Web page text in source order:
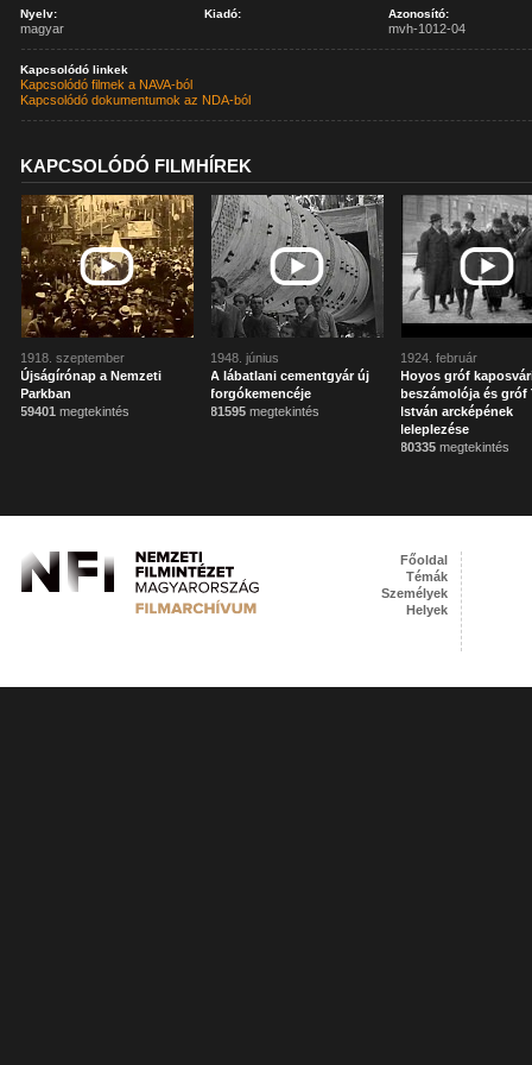
Nyelv:
magyar
Kiadó: Azonosító:
mvh-1012-04
Kapcsolódó linkek
Kapcsolódó filmek a NAVA-ból
Kapcsolódó dokumentumok az NDA-ból
KAPCSOLÓDÓ FILMHÍREK
1918. szeptember
Újságírónap a Nemzeti
Parkban
59401 megtekintés
1948. június
A lábatlani cementgyár új
forgókemencéje
81595 megtekintés
1924. február
Hoyos gróf
beszámolója és gróf
István arcképének
leleplezése
80335 megtekintés
Főoldal
Témák
Személyek
Helyek